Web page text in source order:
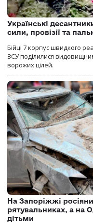
Українські
сили, провізії та
Бійці 7 корпус швидкого
ЗСУ поділилися
ворожих цілей.
На Запоріжжі
рятувальниках, а на
дітьми